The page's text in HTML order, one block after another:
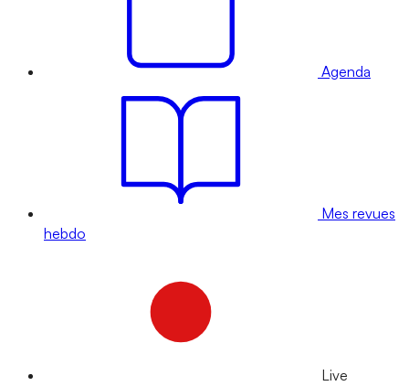
Agenda
Mes revues
hebdo
Live